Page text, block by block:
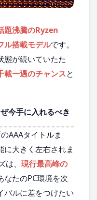
題沸騰のRyzen
ル搭載モデルです。
態が続いていたた
載一遇のチャンスと
今手に入れるべき
AAAタイトルま
に大きく左右されま
、 現行最高峰の
なたのPC環境を次
バルに差をつけたい